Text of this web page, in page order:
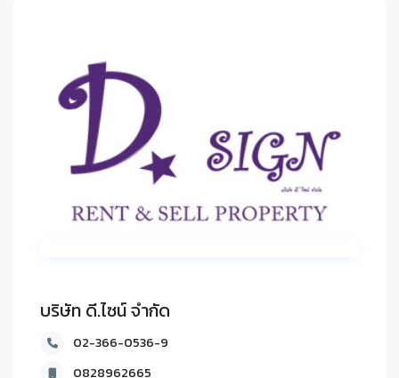
บริษัท ดี.ไซน์ จํากัด
02-366-0536-9
0828962665